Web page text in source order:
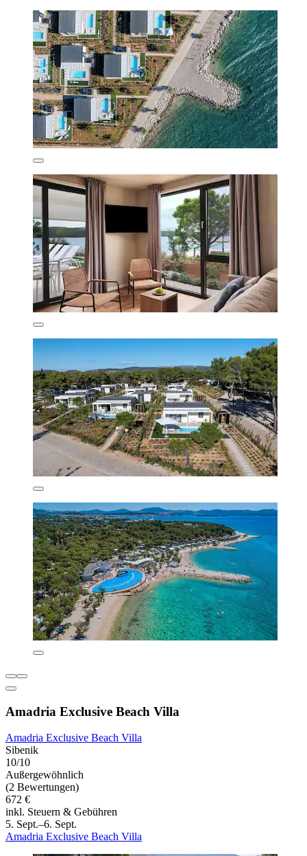
Amadria Exclusive Beach Villa
Amadria Exclusive Beach Villa
Sibenik
10/10
Außergewöhnlich
(2 Bewertungen)
672 €
inkl. Steuern & Gebühren
5. Sept.–6. Sept.
Amadria Exclusive Beach Villa